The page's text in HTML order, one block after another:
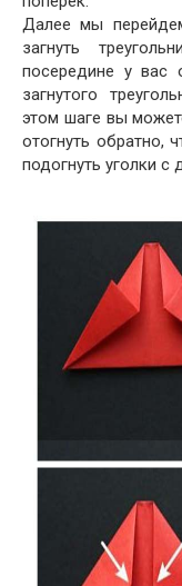
Далее мы
загнуть
посередине у вас
загнутого
этом шаге вы
отогнуть обратно,
подогнуть уголки с